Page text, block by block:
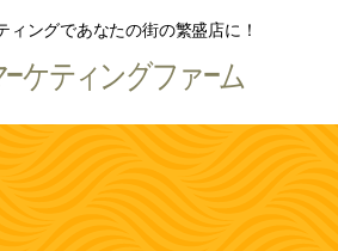
ィングであなたの街の繁盛店に！